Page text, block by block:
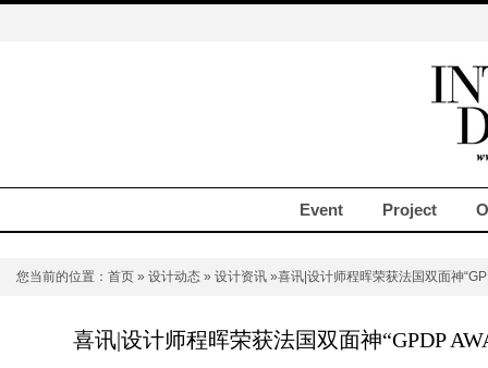
Event Project
您当前的位置： 首页 » 设计动态 » 设计资讯 »喜讯|设计师程晖荣获法国双面神
喜讯|设计师程晖荣获法国双面神“GPDP